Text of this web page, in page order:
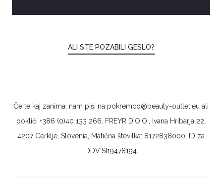
ALI STE POZABILI GESLO?
Če te kaj zanima, nam piši na pokremco@beauty-outlet.eu ali
pokliči +386 (0)40 133 266. FREYR D.O.O., Ivana Hribarja 22,
4207 Cerklje, Slovenia, Matična številka: 8172838000, ID za
DDV:SI19478194